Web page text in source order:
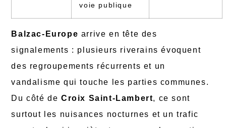
voie publique
Balzac-Europe arrive en tête des
signalements : plusieurs riverains évoquent
des regroupements récurrents et un
vandalisme qui touche les parties communes.
Du côté deCroix Saint-Lambert, ce sont
surtout les nuisances nocturnes et un trafic